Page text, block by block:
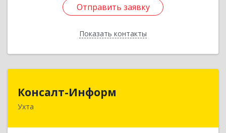
Отправить заявку
Показать контакты
Отправить заявку
Назад
Консалт-Информ
Ухта
169300, Коми Респ, Ухта г, Строителей пр-д 1, 2